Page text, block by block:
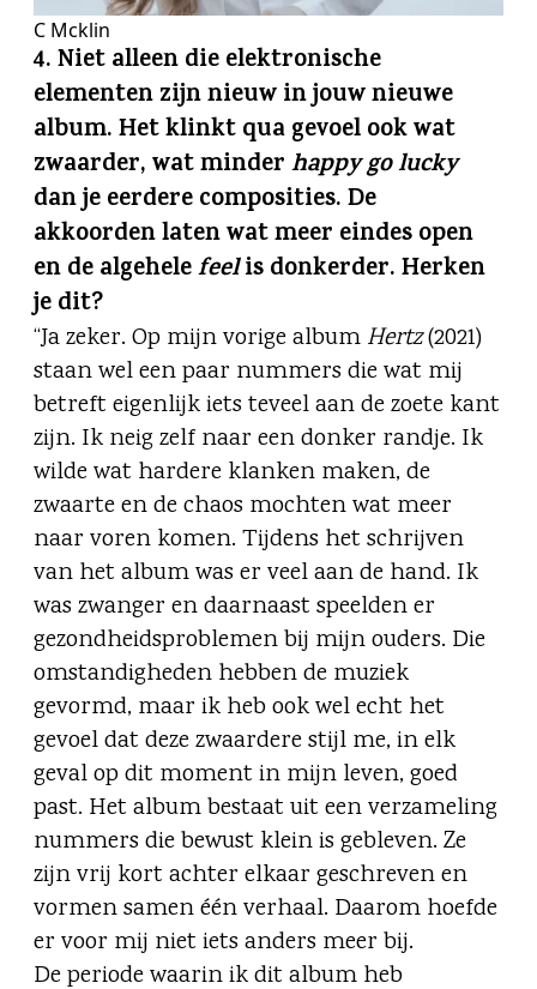
C Mcklin
4.Niet alleen die elektronische
elementen zijn nieuw in jouw nieuwe
album. Het klinkt qua gevoel ook wat
zwaarder, wat minderhappy go lucky
dan je eerdere composities. De
akkoorden laten wat meer eindes open
en de algehelefeelis donkerder. Herken
je dit?
“Ja zeker. Op mijn vorige album Hertz(2021)
staan wel een paar nummers die wat mij
betreft eigenlijk iets teveel aan de zoete kant
zijn. Ik neig zelf naar een donker randje. Ik
wilde wat hardere klanken maken, de
zwaarte en de chaos mochten wat meer
naar voren komen. Tijdens het schrijven
van het album was er veel aan de hand. Ik
was zwanger en daarnaast speelden er
gezondheidsproblemen bij mijn ouders. Die
omstandigheden hebben de muziek
gevormd, maar ik heb ook wel echt het
gevoel dat deze zwaardere stijl me, in elk
geval op dit moment in mijn leven, goed
past. Het album bestaat uit een verzameling
nummers die bewust klein is gebleven. Ze
zijn vrij kort achter elkaar geschreven en
vormen samen één verhaal. Daarom hoefde
er voor mij niet iets anders meer bij.
De periode waarin ik dit album heb